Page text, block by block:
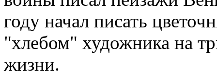
году начал писать
"хлебом" художника на
жизни.